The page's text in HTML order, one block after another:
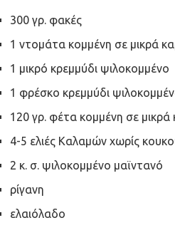
300 γρ. φακές
1 ντομάτα κομμένη σε μικρά
1 μικρό κρεμμύδι ψιλοκομμένο
1 φρέσκο κρεμμύδι
120 γρ. φέτα κομμένη σε μικρά
4-5 ελιές Καλαμών χωρίς
2 κ. σ. ψιλοκομμένο μαϊντανό
ρίγανη
ελαιόλαδο